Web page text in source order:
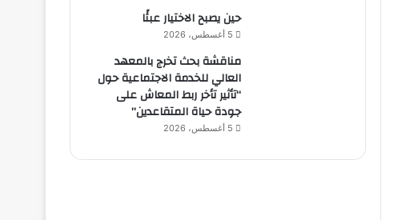
حين يصبح الاختيار عبئًا
5 أغسطس، 2026
مناقشة بحث تخرج بالمعهد
العالي للخدمة الاجتماعية حول
“تأثير تأخر ربط المعاش على
جودة حياة المتقاعدين”
5 أغسطس، 2026